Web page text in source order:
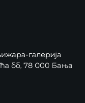
галерија
бб, 78 000 Бања